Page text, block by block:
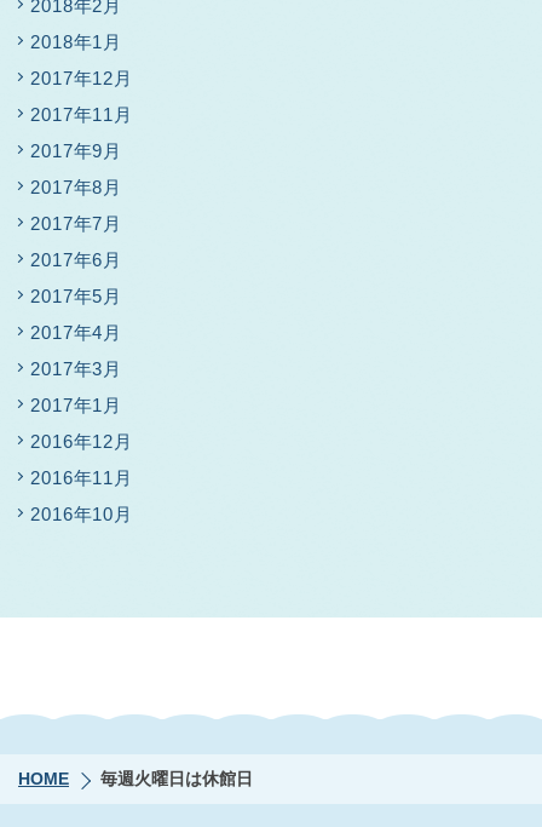
2018年2月
2018年1月
2017年12月
2017年11月
2017年9月
2017年8月
2017年7月
2017年6月
2017年5月
2017年4月
2017年3月
2017年1月
2016年12月
2016年11月
2016年10月
HOME 毎週火曜日は休館日